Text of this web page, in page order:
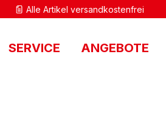
Alle Artikel versandkostenfrei
SERVICE ANGEBOTE